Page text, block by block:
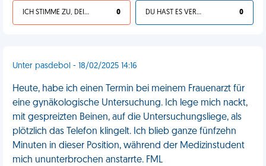
ICH STIMME ZU, DEIN LEBEN IST SCHEISSE 0 DU HAST ES VERDIENT 0
Unter pasdebol - 18/02/2025 14:16
Heute, habe ich einen Termin bei meinem Frauenarzt für
eine gynäkologische Untersuchung. Ich lege mich nackt,
mit gespreizten Beinen, auf die Untersuchungsliege, als
plötzlich das Telefon klingelt. Ich blieb ganze fünfzehn
Minuten in dieser Position, während der Medizinstudent
mich ununterbrochen anstarrte. FML